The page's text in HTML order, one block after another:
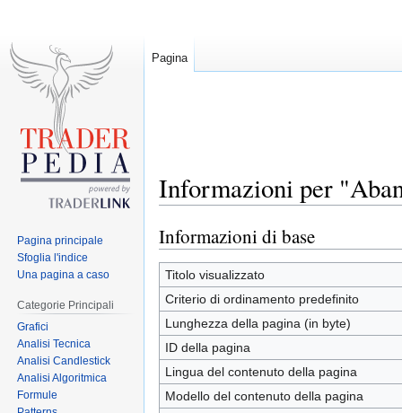
Informazioni per
Jump
to
navigation
Jump
to
search
Informazioni di base
Titolo visualizzato
Criterio di ordinamento predefinito
Lunghezza della pagina (in byte)
ID della pagina
Lingua del contenuto della pagina
Modello del contenuto della pagina
Pagina
Pagina principale
Sfoglia l'indice
Una pagina a caso
Categorie Principali
Grafici
Analisi Tecnica
Analisi Candlestick
Analisi Algoritmica
Formule